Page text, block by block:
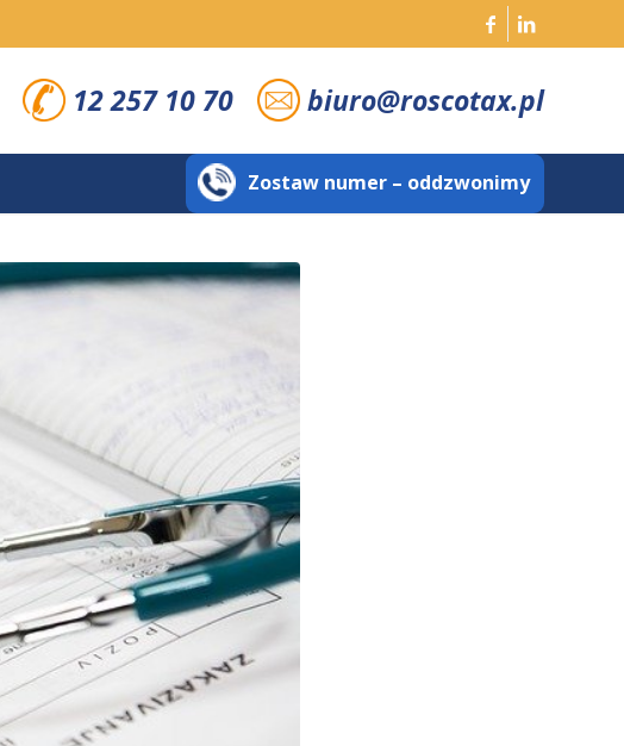
biuro@roscotax.pl
12 257 10 70
Zostaw numer – oddzwonimy